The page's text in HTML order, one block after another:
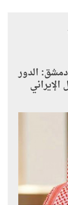
الدور